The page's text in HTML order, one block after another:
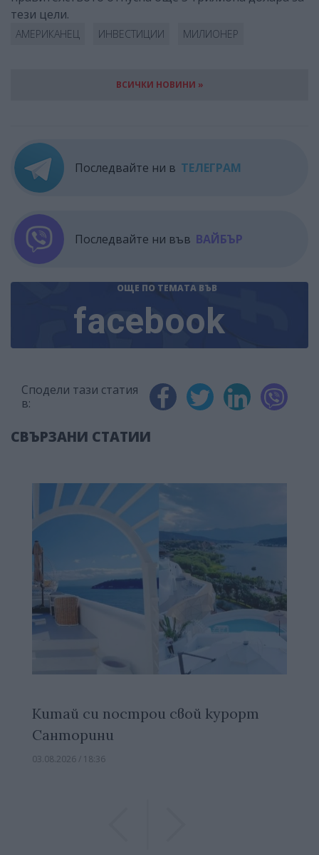
тези цели.
АМЕРИКАНЕЦ ИНВЕСТИЦИИ МИЛИОНЕР
ВСИЧКИ НОВИНИ »
Последвайте ни в ТЕЛЕГРАМ
Последвайте ни във ВАЙБЪР
ОЩЕ ПО ТЕМАТА ВЪВ
facebook
Сподели тази статия
в:
СВЪРЗАНИ СТАТИИ
Китай си построи свой курорт
Санторини
03.08.2026 / 18:36